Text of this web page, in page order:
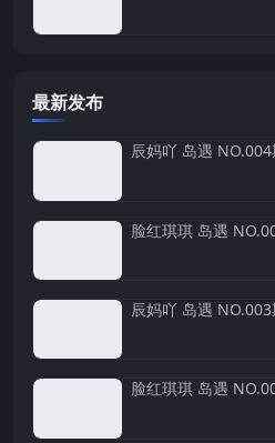
最新发布
辰妈吖 岛遇
脸红琪琪 岛遇
辰妈吖 岛遇 NO.003
脸红琪琪 岛遇